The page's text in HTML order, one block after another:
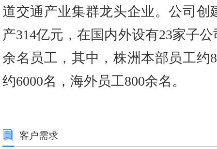
道交通产业集群龙头企业。公司创
产314亿元，在国内外设有23家子
余名员工，其中，株洲本部员工约
约6000名，海外员工800余名。
客户需求